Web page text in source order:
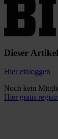
Dieser
Hier einloggen
Noch kein
Hier gratis